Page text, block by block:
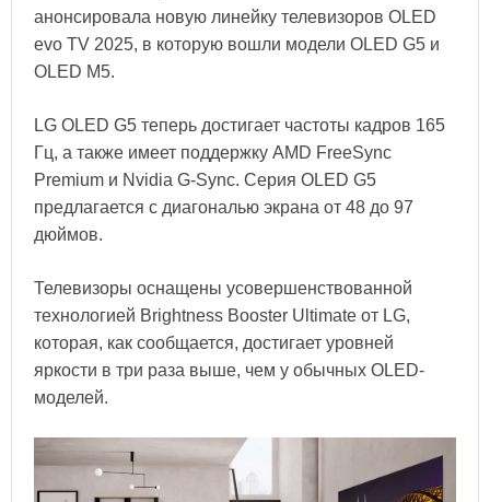
анонсировала новую линейку телевизоров OLED
evo TV 2025, в которую вошли модели OLED G5 и
OLED M5.
LG OLED G5 теперь достигает частоты кадров 165
Гц, а также имеет поддержку AMD FreeSync
Premium и Nvidia G-Sync. Серия OLED G5
предлагается с диагональю экрана от 48 до 97
дюймов.
Телевизоры оснащены усовершенствованной
технологией Brightness Booster Ultimate от LG,
которая, как сообщается, достигает уровней
яркости в три раза выше, чем у обычных OLED-
моделей.